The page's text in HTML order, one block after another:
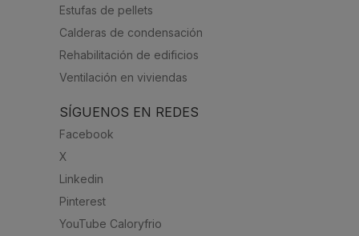
Estufas de pellets
Calderas de condensación
Rehabilitación de edificios
Ventilación en viviendas
SÍGUENOS EN REDES
Facebook
X
Linkedin
Pinterest
YouTube Caloryfrio